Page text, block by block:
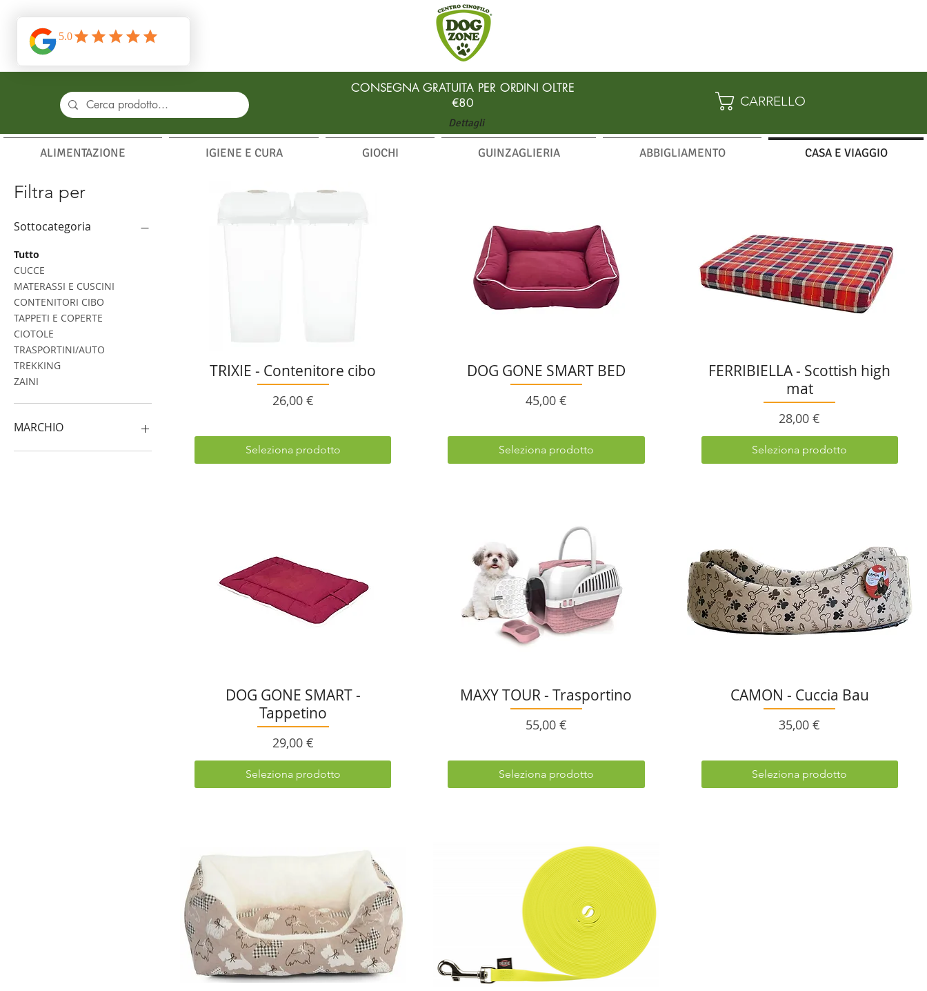
CONSEGNA GRATUITA PER ORDINI OLTRE
€80
Dettagli
CARRELLO
ALIMENTAZIONE IGIENE E CURA GIOCHI GUINZAGLIERIA ABBIGLIAMENTO CASA E VIAGGIO
Filtra per
Sottocategoria
Tutto
CUCCE
MATERASSI E CUSCINI
CONTENITORI CIBO
TAPPETI E COPERTE
CIOTOLE
TRASPORTINI/AUTO
TREKKING
ZAINI
MARCHIO
CAMON
TRIXIE - Contenitore cibo
Prezzo
26,00 €
Seleziona prodotto
DOG GONE SMART BED
Prezzo
45,00 €
Seleziona prodotto
FERRIBIELLA - Scottish high
mat
Prezzo
28,00 €
Seleziona prodotto
DOG GONE SMART -
Tappetino
Prezzo
29,00 €
Seleziona prodotto
MAXY TOUR - Trasportino
Prezzo
55,00 €
Seleziona prodotto
CAMON - Cuccia Bau
Prezzo
35,00 €
Seleziona prodotto